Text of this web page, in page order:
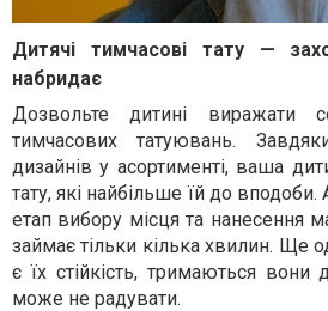
Дитячі тимчасові тату —
набридає
Дозвольте дитині виражати
тимчасових татуювань.
дизайнів у асортименті, ваша
тату, які найбільше їй до
етап вибору місця та нанесення
займає тільки кілька хвилин. Ще
є їх стійкість, тримаються
може не радувати.